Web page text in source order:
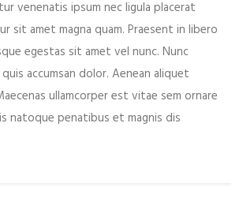
venenatis ipsum nec ligula placerat
sit amet magna quam. Praesent in libero
egestas sit amet vel nunc. Nunc
accumsan dolor. Aenean aliquet
ullamcorper est vitae sem ornare
natoque penatibus et magnis dis